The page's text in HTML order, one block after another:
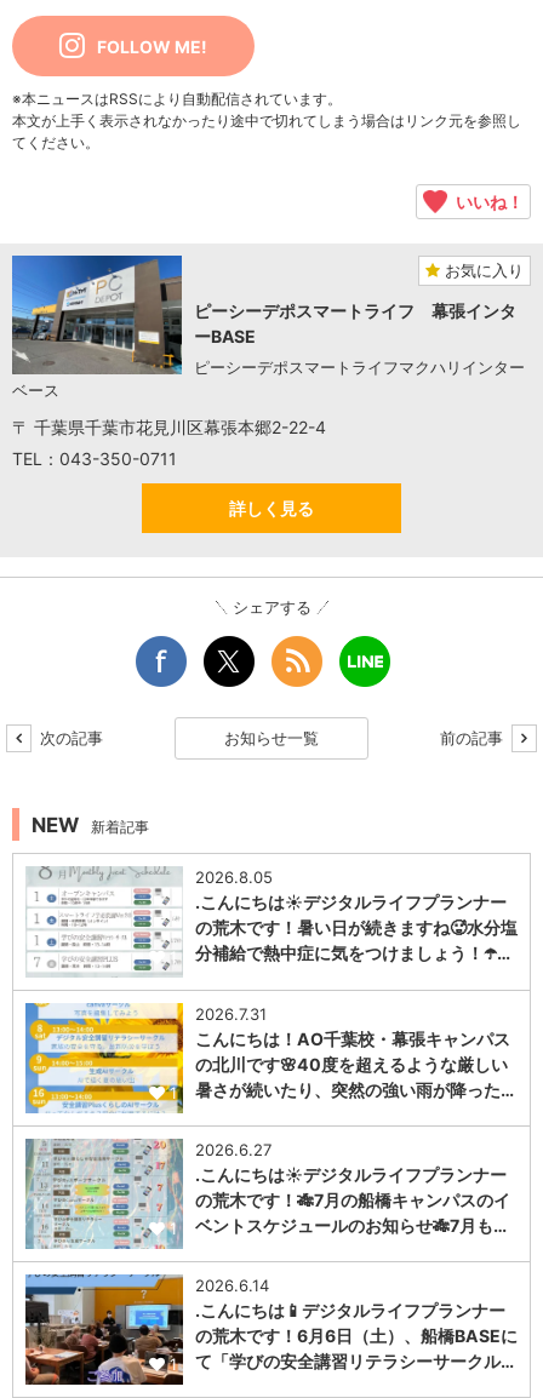
FOLLOW ME!
※本ニュースはRSSにより自動配信されています。
本文が上手く表示されなかったり途中で切れてしまう場合はリンク元を参照し
てください。
いいね！
お気に入り
ピーシーデポスマートライフ 幕張インタ
ーBASE
ピーシーデポスマートライフマクハリインター
ベース
〒 千葉県千葉市花見川区幕張本郷2-22-4
TEL：043-350-0711
詳しく見る
シェアする
次の記事 お知らせ一覧 前の記事
NEW 新着記事
1
2026.8.05
.こんにちは☀️デジタルライフプランナー
の荒木です！暑い日が続きますね🥵水分塩
分補給で熱中症に気をつけましょう！☂️…
1
2026.7.31
こんにちは！AO千葉校・幕張キャンパス
の北川です🌸40度を超えるような厳しい
暑さが続いたり、突然の強い雨が降った…
1
2026.6.27
.こんにちは☀️デジタルライフプランナー
の荒木です！🎋7月の船橋キャンパスのイ
ベントスケジュールのお知らせ🎋7月も…
1
2026.6.14
.こんにちは📱デジタルライフプランナー
の荒木です！6月6日（土）、船橋BASEに
て「学びの安全講習リテラシーサークル…